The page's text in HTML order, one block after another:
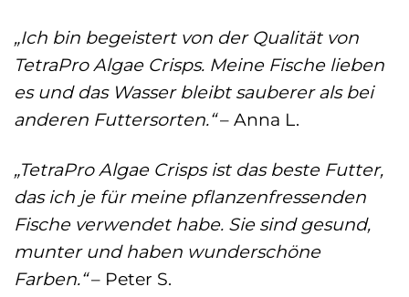
„Ich bin begeistert von der Qualität von
TetraPro Algae Crisps. Meine Fische lieben
es und das Wasser bleibt sauberer als bei
anderen Futtersorten.“– Anna L.
„TetraPro Algae Crisps ist das beste Futter,
das ich je für meine pflanzenfressenden
Fische verwendet habe. Sie sind gesund,
munter und haben wunderschöne
Farben.“– Peter S.